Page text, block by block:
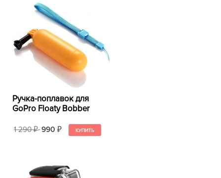
Ручка-поплавок для
GoPro Floaty Bobber
1 290₽ 990 ₽